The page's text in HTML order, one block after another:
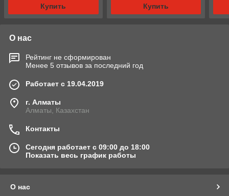
Купить Купить
О нас
Рейтинг не сформирован
Менее 5 отзывов за последний год
Работает с 19.04.2019
г. Алматы
Алматы, Казахстан
Контакты
Сегодня работает с 09:00 до 18:00
Показать весь график работы
О нас